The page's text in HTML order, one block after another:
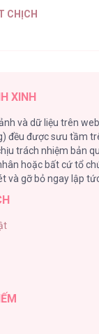
CHỊCH
Sung Sướng Trong
Phải Là Con Anh
Hoa Nở
XINH
và dữ liệu trên
đều được sưu tầm
trách nhiệm bản
hoặc bất cứ tổ
và gỡ bỏ ngay lập